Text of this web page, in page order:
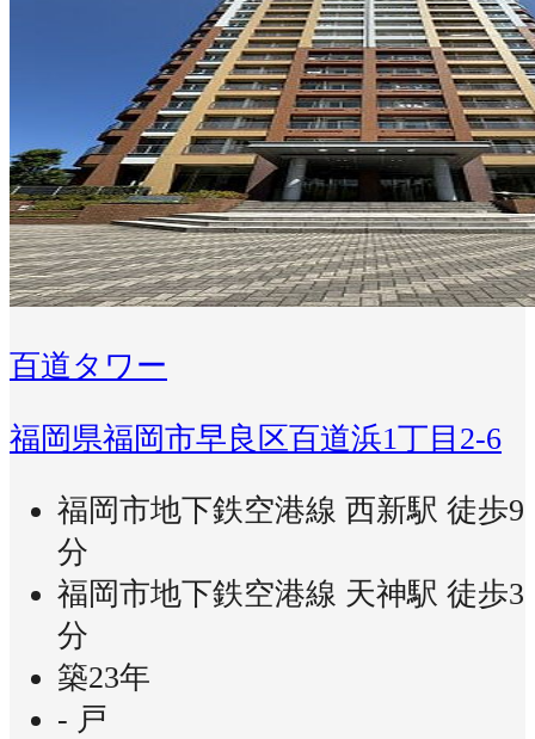
百道タワー
福岡県福岡市早良区百道浜1丁目2-6
福岡市地下鉄空港線 西新駅 徒歩9
分
福岡市地下鉄空港線 天神駅 徒歩3
分
築23年
- 戸